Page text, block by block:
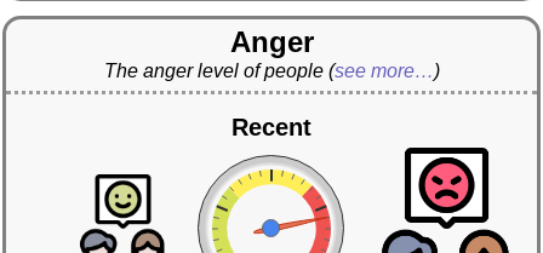
Anger
The anger level of people (see more…)
Recent